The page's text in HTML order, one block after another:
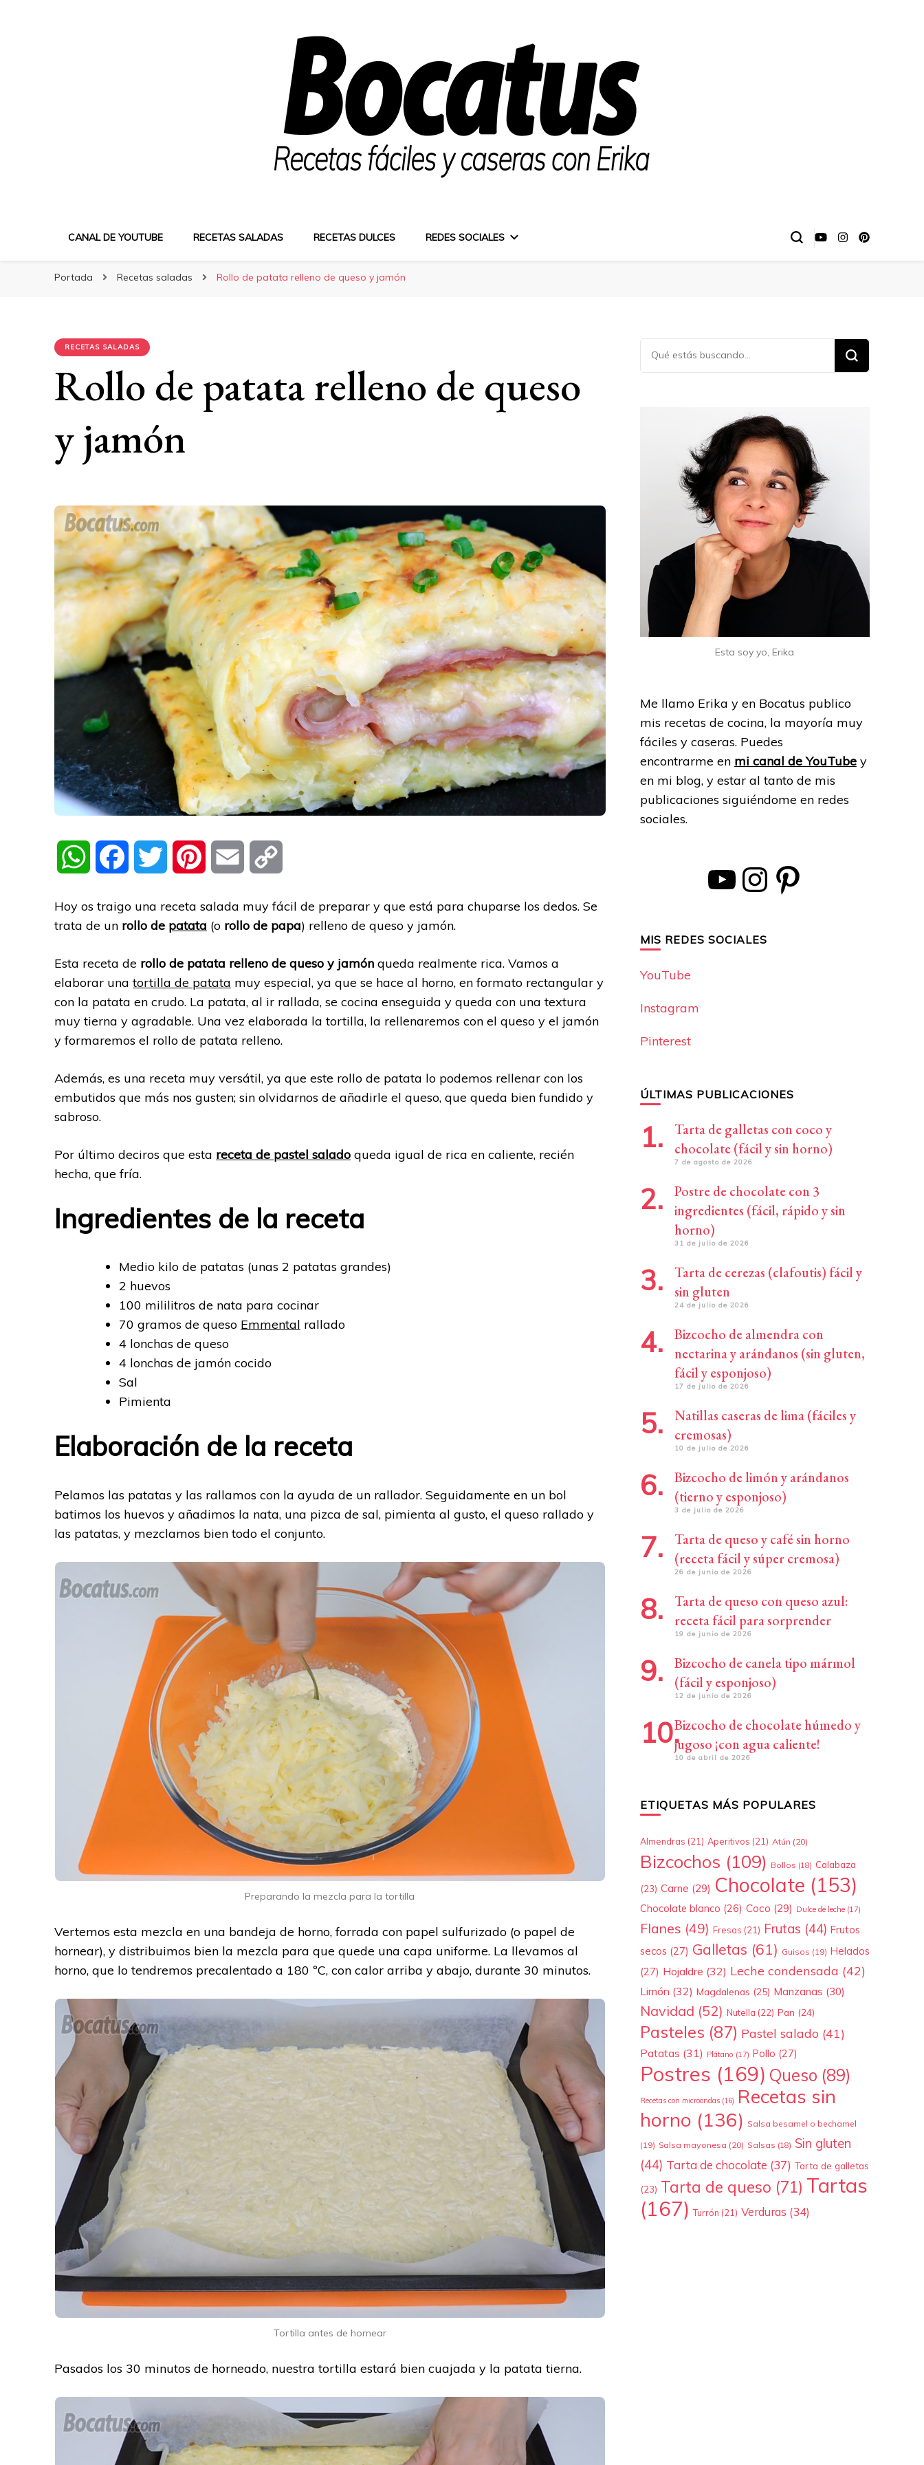
CANAL DE YOUTUBE RECETAS SALADAS RECETAS DULCES REDES SOCIALES
Portada Recetas saladas Rollo de patata relleno de queso y jamón
RECETAS SALADAS
Rollo de patata relleno de queso
y jamón
WhatsAppFacebook Twitter Pinterest Email
Hoy os traigo una receta salada muy fácil de preparar y que está para chuparse los dedos. Se
trata de un rollo de patata (o rollo de papa) relleno de queso y jamón.
Esta receta de rollo de patata relleno de queso y jamón queda realmente rica. Vamos a
elaborar unatortilla de patata muy especial, ya que se hace al horno, en formato rectangular y
con la patata en crudo. La patata, al ir rallada, se cocina enseguida y queda con una textura
muy tierna y agradable. Una vez elaborada la tortilla, la rellenaremos con el queso y el jamón
y formaremos el rollo de patata relleno.
Además, es una receta muy versátil, ya que este rollo de patata lo podemos rellenar con los
embutidos que más nos gusten; sin olvidarnos de añadirle el queso, que queda bien fundido y
sabroso.
Por último deciros que esta receta de pastel salado queda igual de rica en caliente, recién
hecha, que fría.
Ingredientes de la receta
Medio kilo de patatas (unas 2 patatas grandes)
2 huevos
100 mililitros de nata para cocinar
70 gramos de queso Emmental rallado
4 lonchas de queso
4 lonchas de jamón cocido
Sal
Pimienta
Elaboración de la receta
Pelamos las patatas y las rallamos con la ayuda de un rallador. Seguidamente en un bol
batimos los huevos y añadimos la nata, una pizca de sal, pimienta al gusto, el queso rallado y
las patatas, y mezclamos bien todo el conjunto.
Preparando la mezcla para la tortilla
Vertemos esta mezcla en una bandeja de horno, forrada con papel sulfurizado (o papel de
hornear), y distribuimos bien la mezcla para que quede una capa uniforme. La llevamos al
horno, que lo tendremos precalentado a 180 ºC, con calor arriba y abajo, durante 30 minutos.
Tortilla antes de hornear
Pasados los 30 minutos de horneado, nuestra tortilla estará bien cuajada y la patata tierna.
¿Buscas
algo?
Esta soy yo, Erika
Me llamo Erika y en Bocatus publico
mis recetas de cocina, la mayoría muy
fáciles y caseras. Puedes
encontrarme en mi canal de YouTubey
en mi blog, y estar al tanto de mis
publicaciones siguiéndome en redes
sociales.
YouTube Instagram Pinterest
MIS REDES SOCIALES
YouTube
Instagram
Pinterest
ÚLTIMAS PUBLICACIONES
Tarta de galletas con coco y
chocolate (fácil y sin horno)
7 de agosto de 2026
Postre de chocolate con 3
ingredientes (fácil, rápido y sin
horno)
31 de julio de 2026
Tarta de cerezas (clafoutis) fácil y
sin gluten
24 de julio de 2026
Bizcocho de almendra con
nectarina y arándanos (sin gluten,
fácil y esponjoso)
17 de julio de 2026
Natillas caseras de lima (fáciles y
cremosas)
10 de julio de 2026
Bizcocho de limón y arándanos
(tierno y esponjoso)
3 de julio de 2026
Tarta de queso y café sin horno
(receta fácil y súper cremosa)
26 de junio de 2026
Tarta de queso con queso azul:
receta fácil para sorprender
19 de junio de 2026
Bizcocho de canela tipo mármol
(fácil y esponjoso)
12 de junio de 2026
Bizcocho de chocolate húmedo y
jugoso ¡con agua caliente!
10 de abril de 2026
ETIQUETAS MÁS POPULARES
Almendras (21) Aperitivos (21) Atún (20)
Bizcochos (109) Bollos (18) Calabaza
(23) Carne (29) Chocolate (153)
Chocolate blanco (26) Coco (29) Dulce de leche(17)
Flanes (49) Fresas (21) Frutas (44) Frutos
secos (27) Galletas (61) Guisos (19) Helados
(27) Hojaldre (32) Leche condensada (42)
Limón (32) Magdalenas (25) Manzanas (30)
Navidad (52) Nutella (22) Pan (24)
Pasteles (87) Pastel salado (41)
Patatas (31) Plátano (17) Pollo (27)
Postres (169) Queso (89)
Recetas con microondas(16) Recetas sin
horno (136) Salsa besamel o bechamel
(19) Salsa mayonesa (20) Salsas (18) Sin gluten
(44) Tarta de chocolate (37) Tarta de galletas
(23) Tarta de queso (71) Tartas
(167) Turrón (21) Verduras (34)